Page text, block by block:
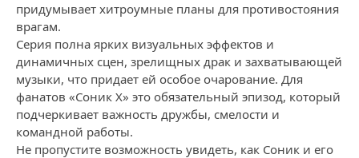
придумывает хитроумные планы для противостояния
врагам.
Серия полна ярких визуальных эффектов и
динамичных сцен, зрелищных драк и захватывающей
музыки, что придает ей особое очарование. Для
фанатов «Соник X» это обязательный эпизод, который
подчеркивает важность дружбы, смелости и
командной работы.
Не пропустите возможность увидеть, как Соник и его